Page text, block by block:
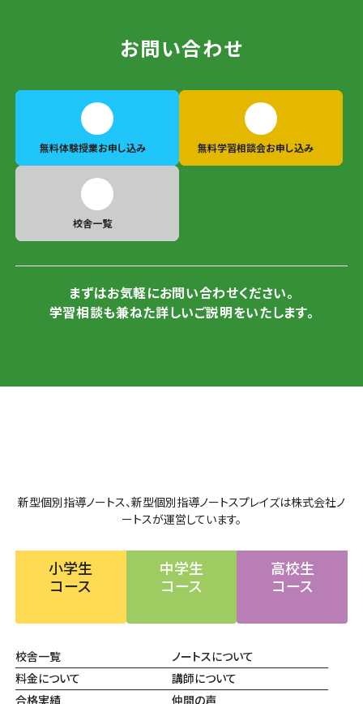
お問い合わせ
無料体験授業お申し込み 無料学習相談会お申し込み
校舎一覧
まずはお気軽にお問い合わせください。
学習相談も兼ねた詳しいご説明をいたします。
新型個別指導ノートス、新型個別指導ノートスプレイズは株式会社ノ
ートスが運営しています。
小学生
コース
中学生
コース
高校生
コース
校舎一覧
ノートスについて
料金について
講師について
合格実績
仲間の声